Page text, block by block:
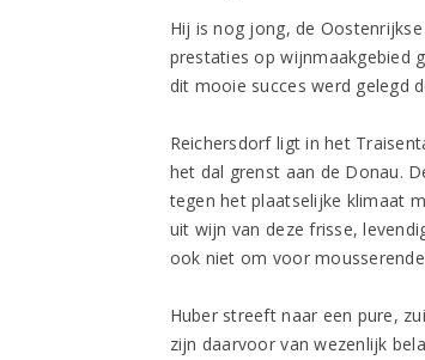
Hij is nog jong, de
prestaties op wijnmaakgebied
dit mooie succes werd gelegd
Reichersdorf ligt in het
het dal grenst aan de Donau.
tegen het plaatselijke klimaat
uit wijn van deze frisse,
ook niet om voor
Huber streeft naar een pure,
zijn daarvoor van wezenlijk